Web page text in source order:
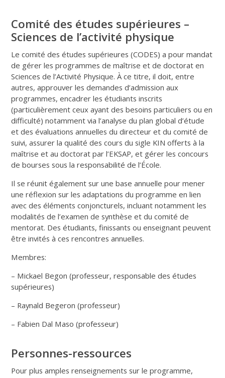
Comité des études supérieures –
Sciences de l’activité physique
Le comité des études supérieures (CODES) a pour mandat
de gérer les programmes de maîtrise et de doctorat en
Sciences de l’Activité Physique. À ce titre, il doit, entre
autres, approuver les demandes d’admission aux
programmes, encadrer les étudiants inscrits
(particulièrement ceux ayant des besoins particuliers ou en
difficulté) notamment via l’analyse du plan global d’étude
et des évaluations annuelles du directeur et du comité de
suivi, assurer la qualité des cours du sigle KIN offerts à la
maîtrise et au doctorat par l’EKSAP, et gérer les concours
de bourses sous la responsabilité de l’École.
Il se réunit également sur une base annuelle pour mener
une réflexion sur les adaptations du programme en lien
avec des éléments conjoncturels, incluant notamment les
modalités de l’examen de synthèse et du comité de
mentorat. Des étudiants, finissants ou enseignant peuvent
être invités à ces rencontres annuelles.
Membres:
– Mickael Begon (professeur, responsable des études
supérieures)
– Raynald Begeron (professeur)
– Fabien Dal Maso (professeur)
Personnes-ressources
Pour plus amples renseignements sur le programme,